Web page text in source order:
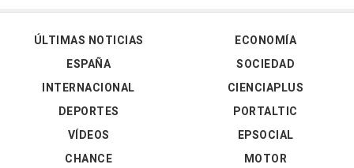
ÚLTIMAS NOTICIAS
ESPAÑA
INTERNACIONAL
DEPORTES
VÍDEOS
ECONOMÍA
SOCIEDAD
CIENCIAPLUS
PORTALTIC
EPSOCIAL
CHANCE
MOTOR